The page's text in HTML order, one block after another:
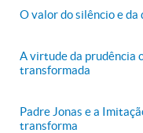
O valor do silêncio e da
A virtude da prudência
transformada
Padre Jonas e a
transforma